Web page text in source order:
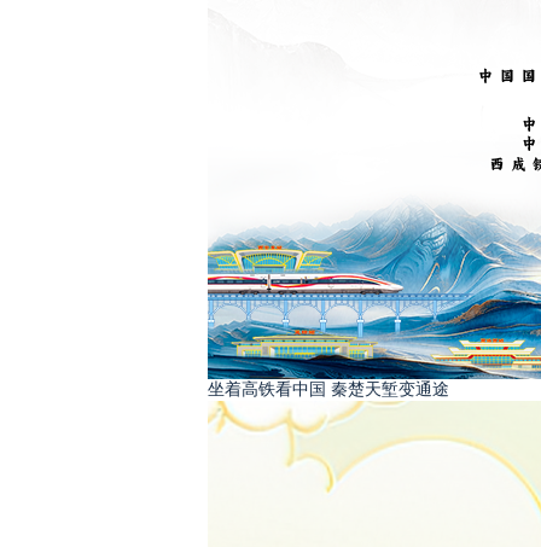
坐着高铁看中国 秦楚天堑变通途